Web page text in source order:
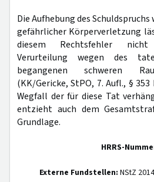
Die Aufhebung des
gefährlicher Körperverletzung
diesem Rechtsfehler
Verurteilung wegen des
begangenen schweren
(KK/Gericke, StPO, 7. Aufl., § 353
Wegfall der für diese Tat
entzieht auch dem
Grundlage.
HRRS-
Externe Fundstellen: NStZ